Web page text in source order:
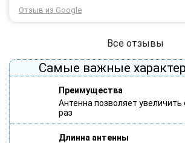
Через 3 роки після покупки я не шкодую
тоді рішення придбати обладнання в компанії
Отзыв из Google
Все отзывы
Самые важные
Преимущества
Антенна позволяет увеличить
раз
Длинна антенны